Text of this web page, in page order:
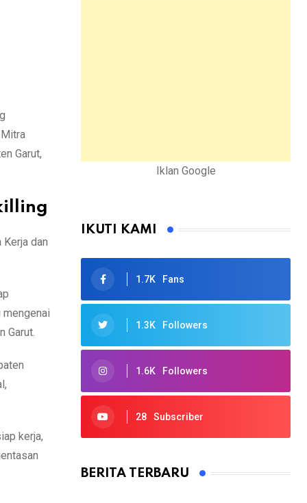
Garut,
dan
mengenai
Garut.
kerja,
Iklan Google
IKUTI KAMI
1.7K Fans
1.3K Followers
1.6K Followers
28 Subscriber
BERITA TERBARU